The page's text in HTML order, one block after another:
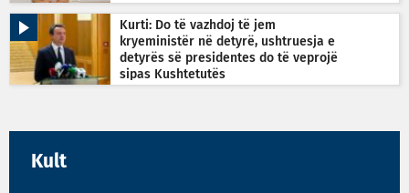
Kurti: Do të vazhdoj të jem
kryeministër në detyrë, ushtruesja e
detyrës së presidentes do të veprojë
sipas Kushtetutës
Kult